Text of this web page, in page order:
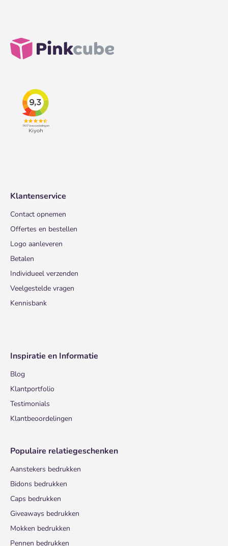
Klantenservice
Contact opnemen
Offertes en bestellen
Logo aanleveren
Betalen
Individueel verzenden
Veelgestelde vragen
Kennisbank
Inspiratie en Informatie
Blog
Klantportfolio
Testimonials
Klantbeoordelingen
Populaire relatiegeschenken
Aanstekers bedrukken
Bidons bedrukken
Caps bedrukken
Giveaways bedrukken
Mokken bedrukken
Pennen bedrukken